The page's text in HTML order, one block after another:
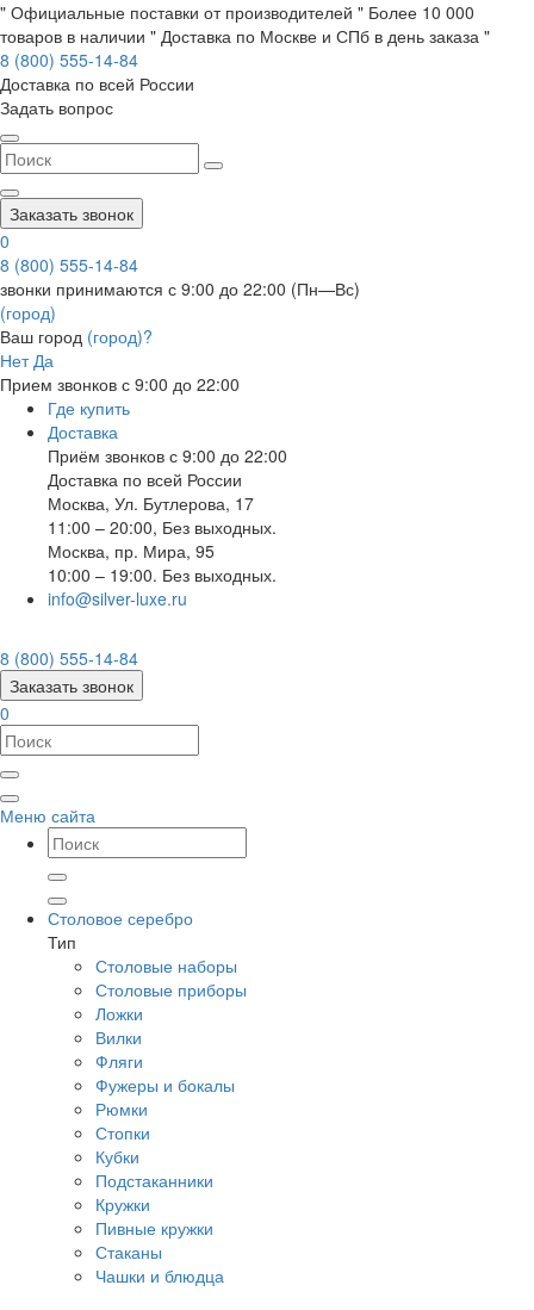
" Официальные поставки от производителей " Более 10 000
товаров в наличии " Доставка по Москве и СПб в день заказа "
8 (800) 555-14-84
Доставка по всей России
Задать вопрос
Заказать звонок
0
8 (800) 555-14-84
звонки принимаются с 9:00 до 22:00 (Пн—Вс)
(город)
Ваш город (город)?
Нет Да
Прием звонков с 9:00 до 22:00
Где купить
Доставка
Приём звонков с 9:00 до 22:00
Доставка по всей России
Москва, Ул. Бутлерова, 17
11:00 – 20:00, Без выходных.
Москва, пр. Мира, 95
10:00 – 19:00. Без выходных.
info@silver-luxe.ru
8 (800) 555-14-84
Заказать звонок
0
Меню сайта
Столовое серебро
Тип
Столовые наборы
Столовые приборы
Ложки
Вилки
Фляги
Фужеры и бокалы
Рюмки
Стопки
Кубки
Подстаканники
Кружки
Пивные кружки
Стаканы
Чашки и блюдца